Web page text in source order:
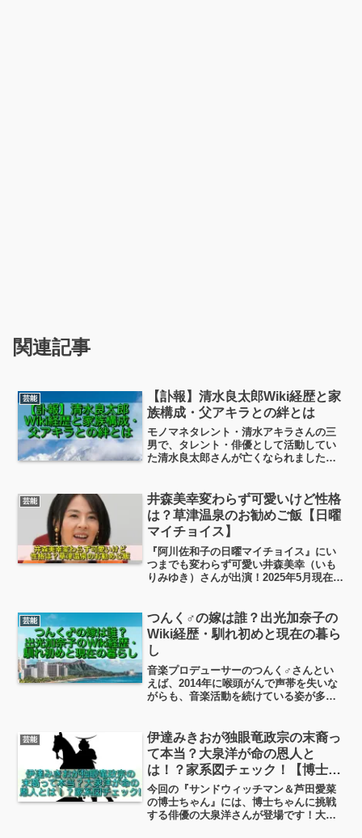
関連記事
芸能
【訃報】清水良太郎Wiki経歴と家
族構成・父アキラとの絆とは
モノマネタレント・清水アキラさんの三
男で、タレント・俳優として活動してい
た清水良太郎さんが亡くなられました。
記事では、清水良太郎さんの経歴や家族
構成、そして父・清水アキ...
芸能
井森美幸変わらず可愛いけど性格
は？草津温泉のお勧めご飯【日曜
マイチョイス】
『阿川佐和子の日曜マイチョイス』にい
つまでも変わらず可愛い井森美幸（いも
りみゆき）さんが出演！2025年5月現在で
臨！いままであまりバラエティでしゃべ
っているところを拝...
芸能
つんく♂の嫁は誰？出光加奈子の
Wiki経歴・馴れ初めと現在の暮ら
し
音楽プロデューサーのつんく♂さんとい
えば、2014年に喉頭がんで声帯を失いな
がらも、音楽活動を続けている姿が多く
さんについて、 「あの出光興産の令嬢な
の？」 「どんな経...
芸能
伊達みきおが独眼竜政宗の末裔っ
て本当？大泉洋が命の恩人と
は！？家系図チェック！【博士ち
ゃん】
今回の『サンドウィッチマン＆芦田愛菜
の博士ちゃん』には、博士ちゃんに挑戦
する俳優の大泉洋さんが登場です！大泉